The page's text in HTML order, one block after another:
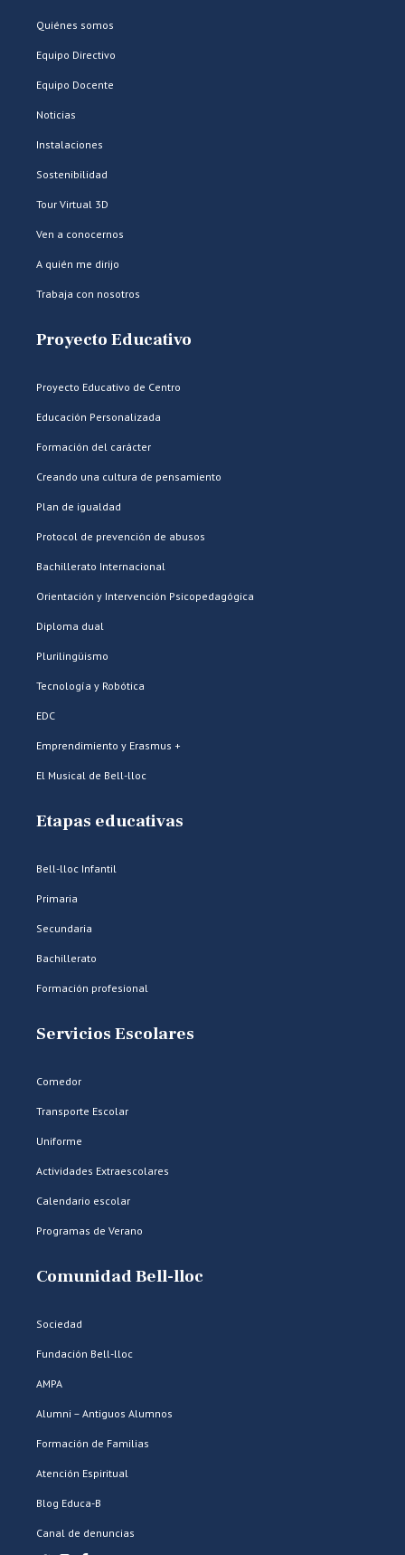
Quiénes somos
Equipo Directivo
Equipo Docente
Noticias
Instalaciones
Sostenibilidad
Tour Virtual 3D
Ven a conocernos
A quién me dirijo
Trabaja con nosotros
Proyecto Educativo
Proyecto Educativo de Centro
Educación Personalizada
Formación del carácter
Creando una cultura de pensamiento
Plan de igualdad
Protocol de prevención de abusos
Bachillerato Internacional
Orientación y Intervención Psicopedagógica
Diploma dual
Plurilingüismo
Tecnología y Robótica
EDC
Emprendimiento y Erasmus +
El Musical de Bell-lloc
Etapas educativas
Bell-lloc Infantil
Primaria
Secundaria
Bachillerato
Formación profesional
Servicios Escolares
Comedor
Transporte Escolar
Uniforme
Actividades Extraescolares
Calendario escolar
Programas de Verano
Comunidad Bell-lloc
Sociedad
Fundación Bell-lloc
AMPA
Alumni – Antiguos Alumnos
Formación de Familias
Atención Espiritual
Blog Educa-B
Canal de denuncias